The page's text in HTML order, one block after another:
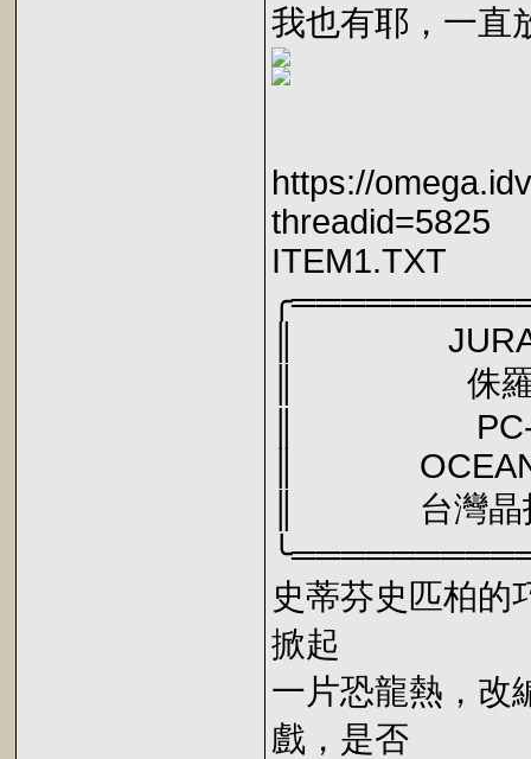
我也有耶，一直
https://
threadid=5825
ITEM1.TXT
║
║ 侏
║ PC-
║
║ 台灣晶
史蒂芬史匹柏的
掀起
一片恐龍熱，改
戲，是否